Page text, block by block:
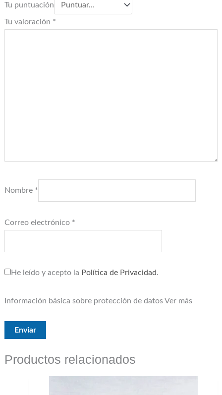
Tu puntuación
Tu valoración *
Nombre *
Correo electrónico *
He leído y acepto la Política de Privacidad.
Información básica sobre protección de datosVer más
Productos relacionados